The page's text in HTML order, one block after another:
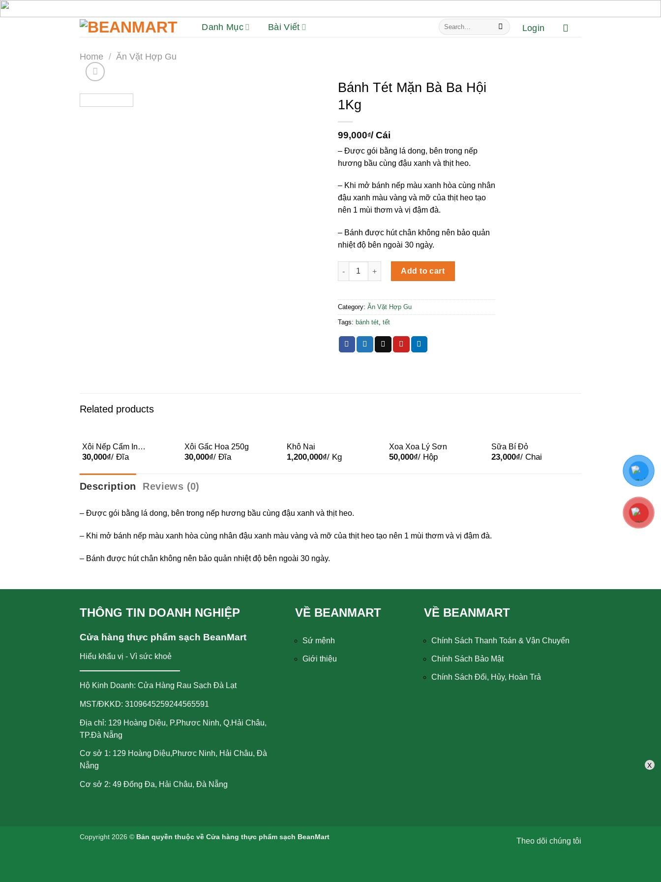
Skip
to
Danh Mục Bài Viết
Search
for:
Login
Home / Ăn Vặt Hợp Gu
Bánh Tét Mặn Bà Ba Hội
1Kg
99,000₫/ Cái
– Được gói bằng lá dong, bên trong nếp
hương bầu cùng đậu xanh và thịt heo.
– Khi mở bánh nếp màu xanh hòa cùng nhân
đậu xanh màu vàng và mỡ của thịt heo tạo
nên 1 mùi thơm và vị đậm đà.
– Bánh được hút chân không nên bảo quản
nhiệt độ bên ngoài 30 ngày.
Bánh Tét Mặn Bà Ba Hội 1Kg quantity
Add to cart
Category: Ăn Vặt Hợp Gu
Tags: bánh tét tết
Related products
Xôi Nếp Cẩm In
Hoa
30,000₫/ Đĩa
Xôi Gấc Hoa 250g
30,000₫/ Đĩa
Khô Nai
1,200,000₫/ Kg
Xoa Xoa Lý Sơn
50,000₫/ Hộp
Sữa Bí Đỏ
23,000₫/ Chai
Description Reviews (0)
– Được gói bằng lá dong, bên trong nếp hương bầu cùng đậu xanh và thịt heo.
– Khi mở bánh nếp màu xanh hòa cùng nhân đậu xanh màu vàng và mỡ của thịt heo tạo nên 1 mùi thơm và vị đậm đà.
– Bánh được hút chân không nên bảo quản nhiệt độ bên ngoài 30 ngày.
X
THÔNG TIN DOANH NGHIỆP
Cửa hàng thực phẩm sạch BeanMart
Hiểu khẩu vị - Vì sức khoẻ
Hộ Kinh Doanh: Cửa Hàng Rau Sạch Đà Lạt
MST/ĐKKD: 3109645259244565591
Địa chỉ: 129 Hoàng Diệu, P.Phươc Ninh, Q.Hải Châu,
TP.Đà Nẵng
Cơ sở 1: 129 Hoàng Diệu,Phươc Ninh, Hải Châu, Đà
Nẵng
Cơ sở 2: 49 Đống Đa, Hải Châu, Đà Nẵng
VỀ BEANMART
Sứ mệnh
Giới thiệu
VỀ BEANMART
Chính Sách Thanh Toán & Vận Chuyển
Chính Sách Bảo Mật
Chính Sách Đổi, Hủy, Hoàn Trả
Theo dõi chúng tôi
Copyright 2026 © Bản quyền thuộc về Cửa hàng thực phẩm sạch BeanMart